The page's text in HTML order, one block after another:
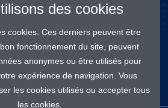
Connexion
des cookies
cookies. Ces derniers peuvent être
fonctionnement du site, peuvent
anonymes ou être utilisés pour
expérience de navigation. Vous
les cookies utilisés ou accepter tous
les cookies.